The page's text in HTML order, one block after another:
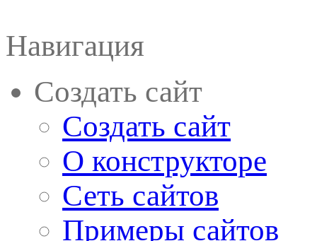
Навигация
Создать сайт
Создать сайт
О конструкторе
Сеть сайтов
Примеры сайтов